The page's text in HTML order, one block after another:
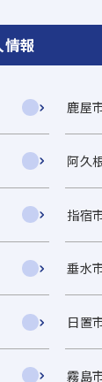
報
鹿屋
阿久
指宿
垂水
日置
霧島